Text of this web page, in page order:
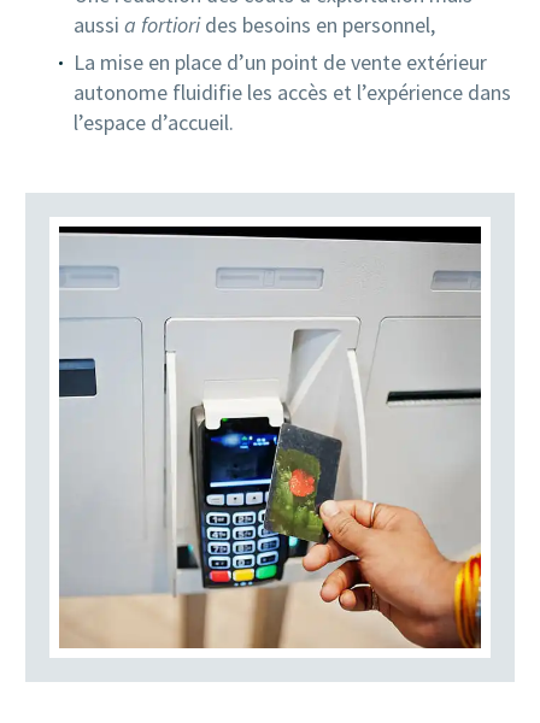
aussi a fortiorides besoins en personnel,
La mise en place d’un point de vente extérieur
autonome fluidifie les accès et l’expérience dans
l’espace d’accueil.